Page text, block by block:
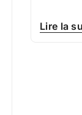
Lire la